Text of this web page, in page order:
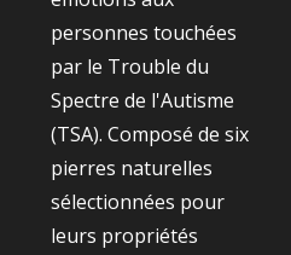
personnes touchées
par le Trouble du
Spectre de l'Autisme
(TSA). Composé de six
pierres naturelles
sélectionnées pour
leurs propriétés